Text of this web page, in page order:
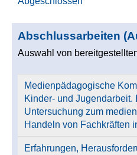
Abschlussarbeiten
Auswahl von
Medienpädagogische
Kinder- und Jugendarbeit.
Untersuchung zum
Handeln von Fachkräften
Erfahrungen,